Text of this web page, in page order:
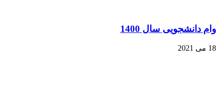
وام دانشجویی سال 1400
18 می 2021